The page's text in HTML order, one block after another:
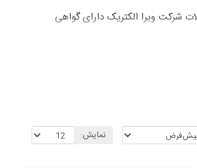
شرکت ویرا الکتریک دارای گواهی
نمایش: